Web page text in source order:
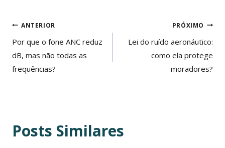
Navegação
de
Post
ANTERIOR
Por que o fone ANC reduz
dB, mas não todas as
frequências?
PRÓXIMO
Lei do ruído aeronáutico:
como ela protege
moradores?
Posts Similares